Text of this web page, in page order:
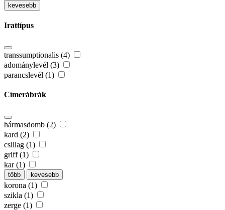
kevesebb
Irattípus
transsumptionalis (4)
adománylevél (3)
parancslevél (1)
Címerábrák
hármasdomb (2)
kard (2)
csillag (1)
griff (1)
kar (1)
több kevesebb
korona (1)
szikla (1)
zerge (1)